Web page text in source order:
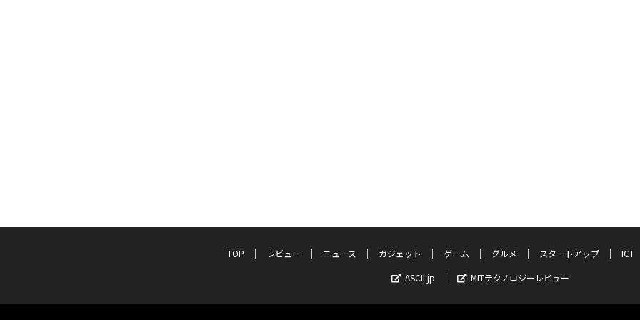
TOP レビュー ニュース ガジェット ゲーム グルメ スタートアップ
ICT
ASCII.jp
MITテクノロジーレビュー